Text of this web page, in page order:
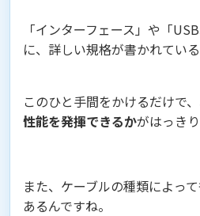
「インターフェース」や「
に、詳しい規格が書かれている
このひと手間をかけるだけで、
性能を発揮できるかがはっき
また、ケーブルの種類によっ
あるんですね。